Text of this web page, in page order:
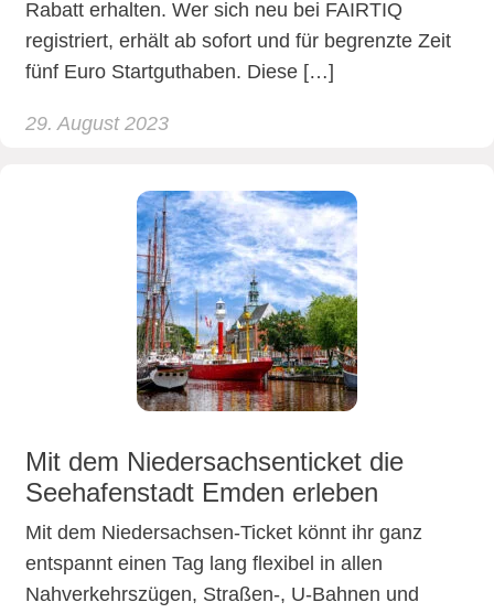
Rabatt erhalten. Wer sich neu bei FAIRTIQ
registriert, erhält ab sofort und für begrenzte Zeit
fünf Euro Startguthaben. Diese […]
29. August 2023
Mit dem Niedersachsenticket die
Seehafenstadt Emden erleben
Mit dem Niedersachsen-Ticket könnt ihr ganz
entspannt einen Tag lang flexibel in allen
Nahverkehrszügen, Straßen-, U-Bahnen und